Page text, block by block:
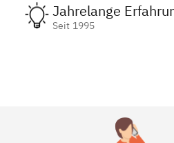
Jahrelange
Seit 1995